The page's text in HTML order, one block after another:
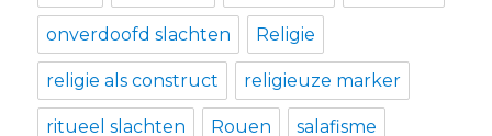
onverdoofd slachten Religie
religie als construct religieuze marker
ritueel slachten Rouen salafisme